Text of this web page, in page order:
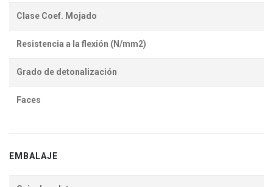
Clase Coef. Mojado
Resistencia a la flexión (N/mm2)
Grado de detonalización
Faces
EMBALAJE